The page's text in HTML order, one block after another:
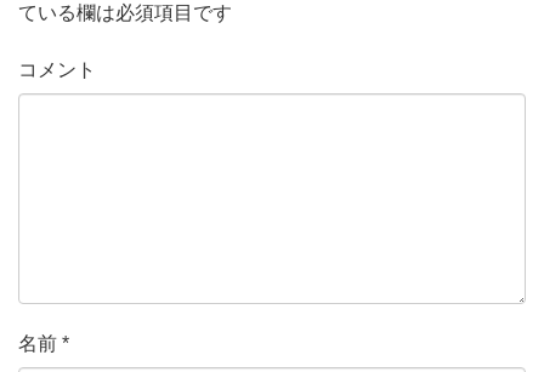
ている欄は必須項目です
コメント
名前 *